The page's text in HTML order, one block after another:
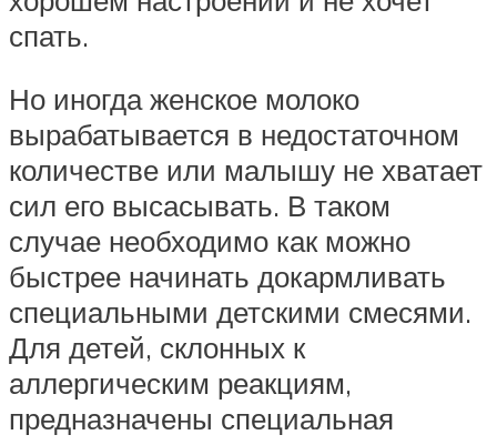
спать.
Но иногда женское молоко
вырабатывается в недостаточном
количестве или малышу не хватает
сил его высасывать. В таком
случае необходимо как можно
быстрее начинать докармливать
специальными детскими смесями.
Для детей, склонных к
аллергическим реакциям,
предназначены специальная